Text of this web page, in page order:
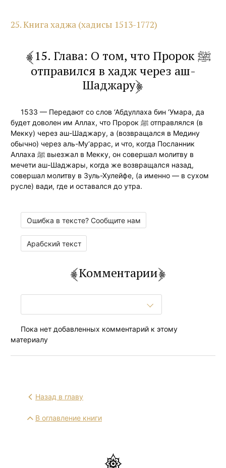
25. Книга хаджа (хадисы 1513-1772)
15. Глава: О том, что Пророк ﷺ
отправился в хадж через аш-
Шаджару
1533 — Передают со слов ‘Абдуллаха бин ‘Умара, да
будет доволен им Аллах, что Пророк ﷺ отправлялся (в
Мекку) через аш-Шаджару, а (возвращался в Медину
обычно) через аль-Му‘аррас, и что, когда Посланник
Аллаха ﷺ выезжал в Мекку, он совершал молитву в
мечети аш-Шаджары, когда же возвращался назад,
совершал молитву в Зуль-Хулейфе, (а именно — в сухом
русле) вади, где и оставался до утра.
Ошибка в тексте? Сообщите нам
Арабский текст
Комментарии
Пока нет добавленных комментарий к этому
материалу
Назад в главу
В оглавление книги